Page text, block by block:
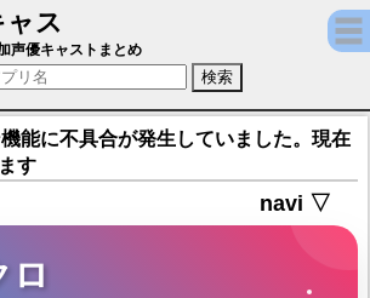
ス
（声優：白熊寛嗣)【キャラバンス
声優キャストまとめ
能に不具合が発生していました。現在
す
navi ▽
ロ